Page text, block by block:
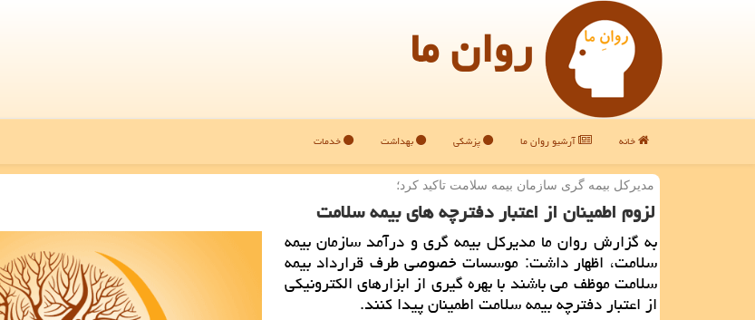
روان ما
خانه آرشیو روان ما پزشکی بهداشت خدمات
مدیركل بیمه گری سازمان بیمه سلامت تاكید كرد؛
لزوم اطمینان از اعتبار دفترچه های بیمه سلامت
به گزارش روان ما مدیركل بیمه گری و درآمد سازمان بیمه
سلامت، اظهار داشت: موسسات خصوصی طرف قرارداد بیمه
سلامت موظف می باشند با بهره گیری از ابزارهای الكترونیكی
از اعتبار دفترچه بیمه سلامت اطمینان پیدا كنند.